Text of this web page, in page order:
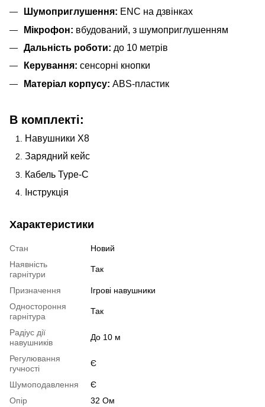
Шумоприглушення: ENC на дзвінках
Мікрофон: вбудований, з шумоприглушенням
Дальність роботи: до 10 метрів
Керування: сенсорні кнопки
Матеріал корпусу: ABS-пластик
В комплекті:
Навушники X8
Зарядний кейс
Кабель Type-C
Інструкція
Характеристики
Стан
Новий
Наявність
гарнітури
Так
Призначення
Ігрові навушники
Одностороння
гарнітура
Так
Радіус дії
навушників
До 10 м
Регулювання
гучності
Є
Шумоподавлення
Є
Опір
32 Ом